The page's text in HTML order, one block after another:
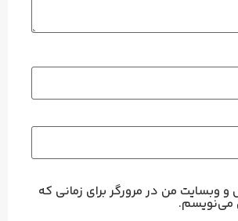
و وبسایت من در مرورگر برای زمانی که
می‌نویسم.